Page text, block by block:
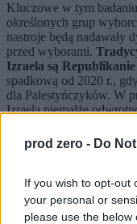
prod zero - Do
If you wish to opt-out
your personal or
please use the
Kluczowe w tym
określonych grup
nastroje będą nadawały
przed wyborami.
Izraela są Republikanie
spadkową od 2020 r.,
dla Palestyńczyków. W
Izraela niemalże
wzrostową od 2013 r.
Reklama